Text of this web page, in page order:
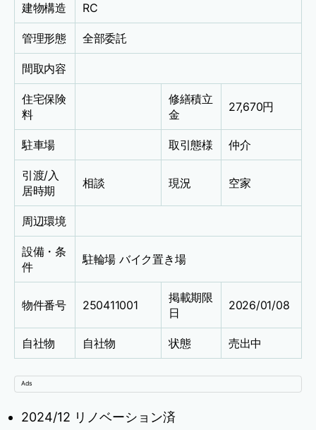
建物構造 RC
管理形態 全部委託
間取内容
住宅保険
料
修繕積立
金
27,670円
駐車場 取引態様 仲介
引渡/入
居時期
相談 現況 空家
周辺環境
設備・条
件
駐輪場 バイク置き場
物件番号 250411001
掲載期限
日
2026/01/08
自社物 自社物 状態 売出中
Ads
2024/12 リノベーション済